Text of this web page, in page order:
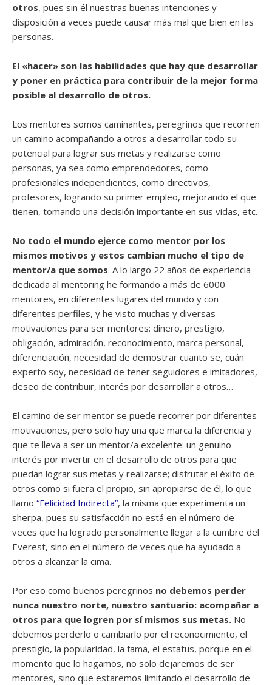
otros, pues sin él nuestras buenas intenciones y
disposición a veces puede causar más mal que bien en las
personas.
El «hacer» son las habilidades que hay que desarrollar
y poner en práctica para contribuir de la mejor forma
posible al desarrollo de otros.
Los mentores somos caminantes, peregrinos que recorren
un camino acompañando a otros a desarrollar todo su
potencial para lograr sus metas y realizarse como
personas, ya sea como emprendedores, como
profesionales independientes, como directivos,
profesores, logrando su primer empleo, mejorando el que
tienen, tomando una decisión importante en sus vidas, etc.
No todo el mundo ejerce como mentor por los
mismos motivos y estos cambian mucho el tipo de
mentor/a que somos. A lo largo 22 años de experiencia
dedicada al mentoring he formando a más de 6000
mentores, en diferentes lugares del mundo y con
diferentes perfiles, y he visto muchas y diversas
motivaciones para ser mentores: dinero, prestigio,
obligación, admiración, reconocimiento, marca personal,
diferenciación, necesidad de demostrar cuanto se, cuán
experto soy, necesidad de tener seguidores e imitadores,
deseo de contribuir, interés por desarrollar a otros…
El camino de ser mentor se puede recorrer por diferentes
motivaciones, pero solo hay una que marca la diferencia y
que te lleva a ser un mentor/a excelente: un genuino
interés por invertir en el desarrollo de otros para que
puedan lograr sus metas y realizarse; disfrutar el éxito de
otros como si fuera el propio, sin apropiarse de él, lo que
llamo “Felicidad Indirecta”, la misma que experimenta un
sherpa, pues su satisfacción no está en el número de
veces que ha logrado personalmente llegar a la cumbre del
Everest, sino en el número de veces que ha ayudado a
otros a alcanzar la cima.
Por eso como buenos peregrinos no debemos perder
nunca nuestro norte, nuestro santuario: acompañar a
otros para que logren por sí mismos sus metas. No
debemos perderlo o cambiarlo por el reconocimiento, el
prestigio, la popularidad, la fama, el estatus, porque en el
momento que lo hagamos, no solo dejaremos de ser
mentores, sino que estaremos limitando el desarrollo de